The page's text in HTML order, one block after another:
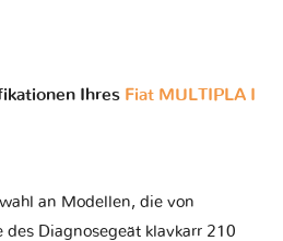
Ihres Fiat MULTIPLA I
an Modellen, die von
Diagnosegeät klavkarr 210